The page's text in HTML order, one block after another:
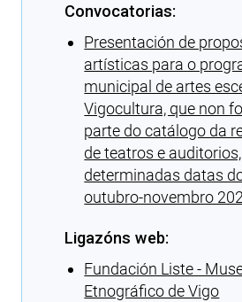
Convocatorias:
Presentación de
artísticas para o
municipal de artes
Vigocultura, que non
parte do catálogo da
de teatros e
determinadas datas
outubro-novembro
Ligazóns web:
Fundación Liste -
Etnográfico de Vigo